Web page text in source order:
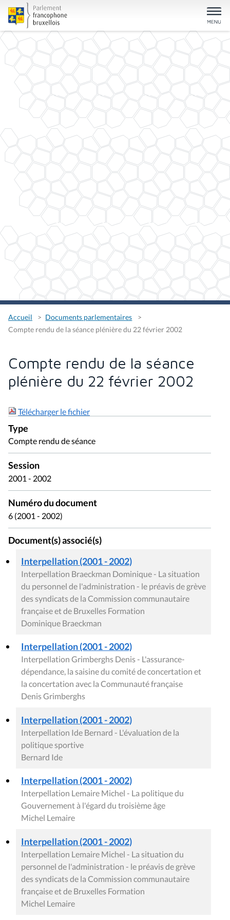
Accueil
Documents parlementaires
Compte rendu de la séance plénière du 22 février 2002
Compte rendu de la séance
plénière du 22 février 2002
Télécharger le fichier
Type
Compte rendu de séance
Session
2001 - 2002
Numéro du document
6 (2001 - 2002)
Document(s) associé(s)
Interpellation (2001 - 2002)
Interpellation Braeckman Dominique - La situation
du personnel de l'administration - le préavis de grève
des syndicats de la Commission communautaire
française et de Bruxelles Formation
Dominique Braeckman
Interpellation (2001 - 2002)
Interpellation Grimberghs Denis - L'assurance-
dépendance, la saisine du comité de concertation et
la concertation avec la Communauté française
Denis Grimberghs
Interpellation (2001 - 2002)
Interpellation Ide Bernard - L'évaluation de la
politique sportive
Bernard Ide
Interpellation (2001 - 2002)
Interpellation Lemaire Michel - La politique du
Gouvernement à l'égard du troisième âge
Michel Lemaire
Interpellation (2001 - 2002)
Interpellation Lemaire Michel - La situation du
personnel de l'administration - le préavis de grève
des syndicats de la Commission communautaire
française et de Bruxelles Formation
Michel Lemaire